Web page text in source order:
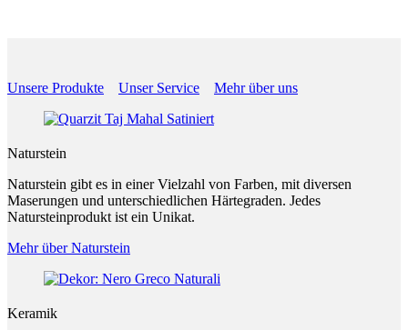
Unsere Produkte Unser Service Mehr über uns
Naturstein
Naturstein gibt es in einer Vielzahl von Farben, mit diversen
Maserungen und unterschiedlichen Härtegraden. Jedes
Natursteinprodukt ist ein Unikat.
Mehr über Naturstein
Keramik